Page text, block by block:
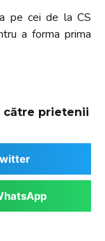
pe cei de la CS
a forma prima
către prietenii